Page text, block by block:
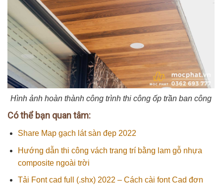
Hình ảnh hoàn thành công trình thi công ốp trần ban công
Có thể bạn quan tâm:
Share Map gạch lát sàn đẹp 2022
Hướng dẫn thi công vách trang trí bằng lam gỗ nhựa
composite ngoài trời
Tải Font cad full (.shx) 2022 – Cách cài font Cad đơn